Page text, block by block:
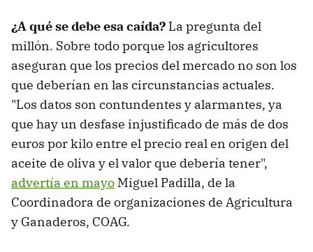
¿A qué se debe esa caída? La pregunta del
millón. Sobre todo porque los agricultores
aseguran que los precios del mercado no son los
que deberían en las circunstancias actuales.
"Los datos son contundentes y alarmantes, ya
que hay un desfase injustificado de más de dos
euros por kilo entre el precio real en origen del
aceite de oliva y el valor que debería tener",
advertía en mayo Miguel Padilla, de la
Coordinadora de organizaciones de Agricultura
y Ganaderos, COAG.